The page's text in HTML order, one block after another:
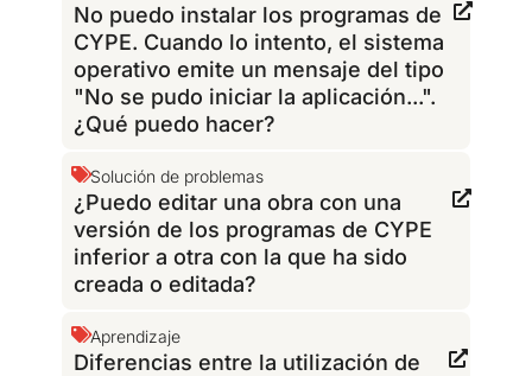
No puedo instalar los programas de
CYPE. Cuando lo intento, el sistema
operativo emite un mensaje del tipo
"No se pudo iniciar la aplicación...".
¿Qué puedo hacer?
Solución de problemas
¿Puedo editar una obra con una
versión de los programas de CYPE
inferior a otra con la que ha sido
creada o editada?
Aprendizaje
Diferencias entre la utilización de